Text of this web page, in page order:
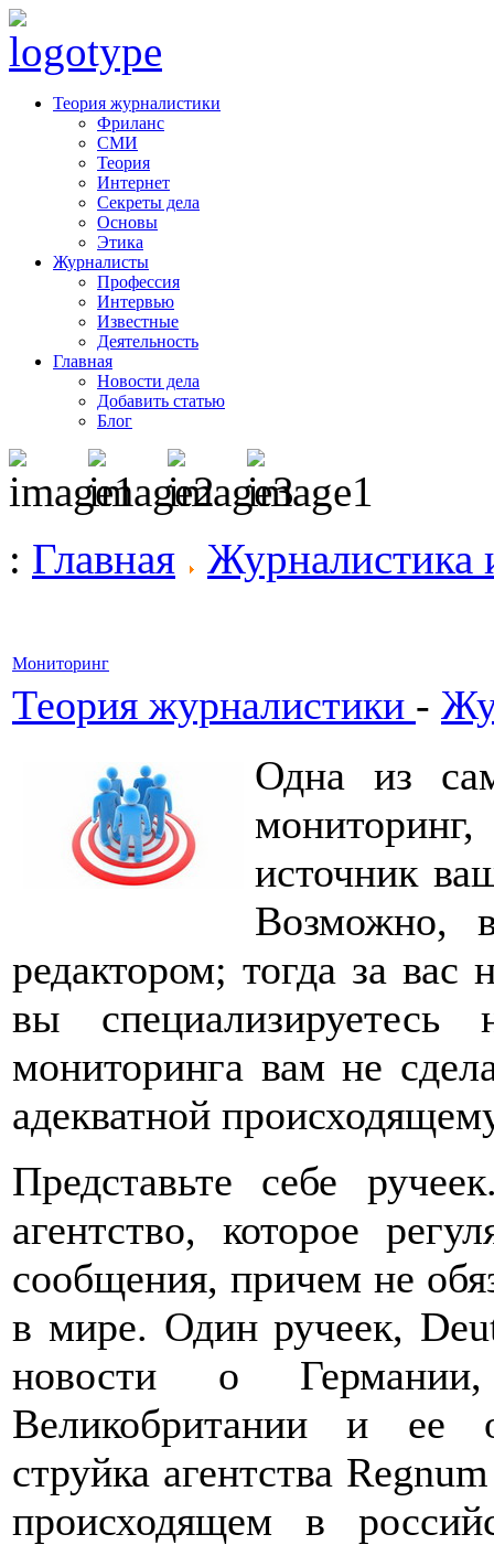
Теория журналистики
Фриланс
СМИ
Теория
Интернет
Секреты дела
Основы
Этика
Журналисты
Профессия
Интервью
Известные
Деятельность
Главная
Новости дела
Добавить статью
Блог
: Главная Журналистика
Мониторинг
Теория журналистики -
Одна из
источник
Возможно,
редактором; тогда за
вы
мониторинга вам не
адекватной
Представьте себе
агентство, которое
сообщения, причем не
в мире. Один ручеек,
новости о
Великобритании и ее
струйка агентства
происходящем в